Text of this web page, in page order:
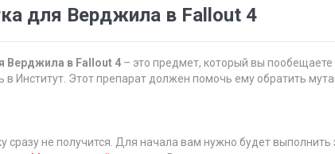
для Верджила в Fallout 4
Верджила в Fallout 4– это предмет, который вы
в Институт. Этот препарат должен помочь ему обратить
сразу не получится. Для начала вам нужно будет выполнить